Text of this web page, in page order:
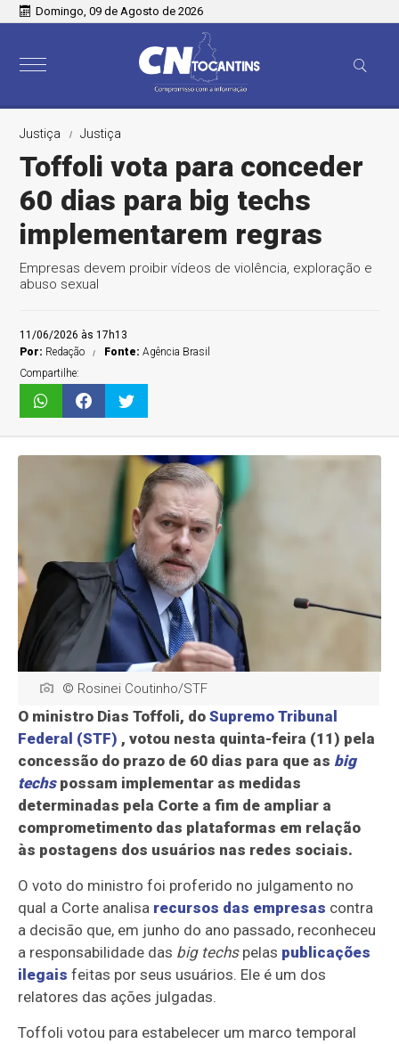
Domingo, 09 de Agosto de 2026
Justiça Justiça
Toffoli vota para conceder
60 dias para big techs
implementarem regras
Empresas devem proibir vídeos de violência, exploração e
abuso sexual
11/06/2026 às 17h13
Por: Redação Fonte:Agência Brasil
Compartilhe:
© Rosinei Coutinho/STF
O ministro Dias Toffoli, doSupremo Tribunal
Federal (STF) , votou nesta quinta-feira (11) pela
concessão do prazo de 60 dias para que as big
techs possam implementar as medidas
determinadas pela Corte a fim de ampliar a
comprometimento das plataformas em relação
às postagens dos usuários nas redes sociais.
O voto do ministro foi proferido no julgamento no
qual a Corte analisa recursos das empresas contra
a decisão que, em junho do ano passado, reconheceu
a responsabilidade das big techspelas publicações
ilegais feitas por seus usuários. Ele é um dos
relatores das ações julgadas.
Toffoli votou para estabelecer um marco temporal